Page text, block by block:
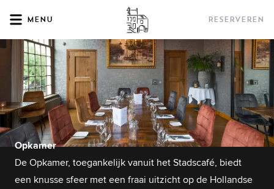
Menu Reserveren
Opkamer
De Opkamer, toegankelijk vanuit het Stadscafé, biedt
een knusse sfeer met een fraai uitzicht op de Hollandse